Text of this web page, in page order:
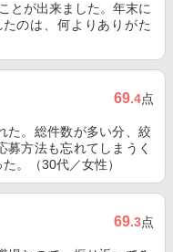
とが出来ました。年末に
のは、何よりありがた
69.4点
た。総件数が多い分、絞
募方法も忘れてしまうく
。（30代／女性）
69.3点